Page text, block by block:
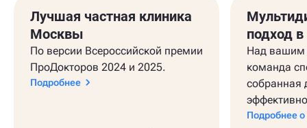
Лучшая частная клиника
Москвы
По версии Всероссийской премии
ПроДокторов 2024 и 2025.
Подробнее
подход
Над вашим
команда
собранная
Подробнее о